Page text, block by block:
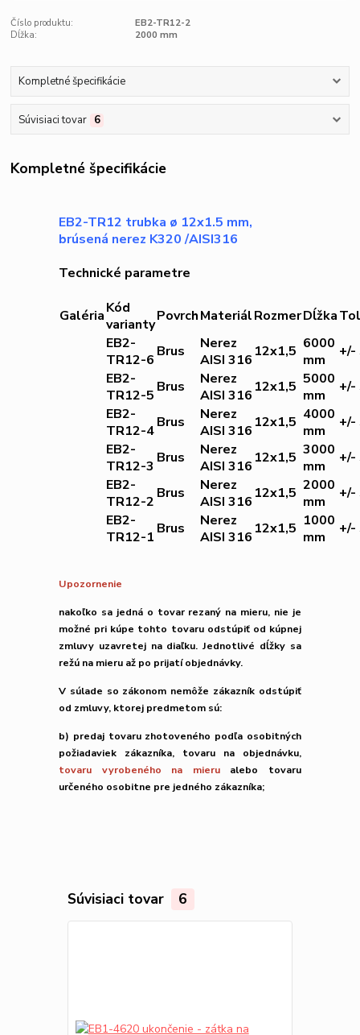
Číslo produktu:
EB2-TR12-2
Dĺžka:
2000 mm
Kompletné špecifikácie
Súvisiaci tovar 6
Kompletné špecifikácie
EB2-TR12 trubka ø 12x1.5 mm,
brúsená nerez K320 /AISI316
Technické parametre
GalériaKód
variantyPovrchMateriálRozmerDĺžka
EB2-
TR12-6 Brus
Nerez
AISI 316 12x1,5 6000
mm
+/-
EB2-
TR12-5 Brus
Nerez
AISI 316 12x1,5 5000
mm
+/-
EB2-
TR12-4Brus
Nerez
AISI 316 12x1,5 4000
mm
+/-
EB2-
TR12-3 Brus
Nerez
AISI 316 12x1,5 3000
mm
+/-
EB2-
TR12-2 Brus
Nerez
AISI 316 12x1,5 2000
mm
+/-
EB2-
TR12-1 Brus
Nerez
AISI 316 12x1,5 1000
mm
+/-
Upozornenie
nakoľko sa jedná o tovar rezaný na mieru, nie je
možné pri kúpe tohto tovaruodstúpiť od kúpnej
zmluvy uzavretej na diaľku.Jednotlivé dĺžky sa
režú na mieru až po prijatí objednávky.
V súlade so zákonom nemôže zákazník odstúpiť
od zmluvy, ktorej predmetom sú:
b) predaj tovaru zhotoveného podľa osobitných
požiadaviek zákazníka, tovaru na objednávku,
tovaru vyrobeného na mierualebo tovaru
určeného osobitne pre jedného zákazníka;
Súvisiaci tovar 6